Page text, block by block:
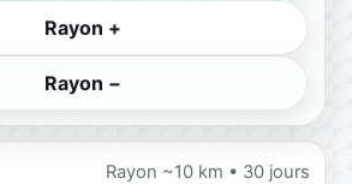
Rayon +
Rayon −
Rayon ~10 km • 30 jours